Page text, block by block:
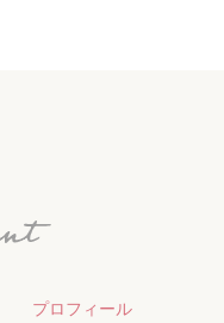
プロフィール